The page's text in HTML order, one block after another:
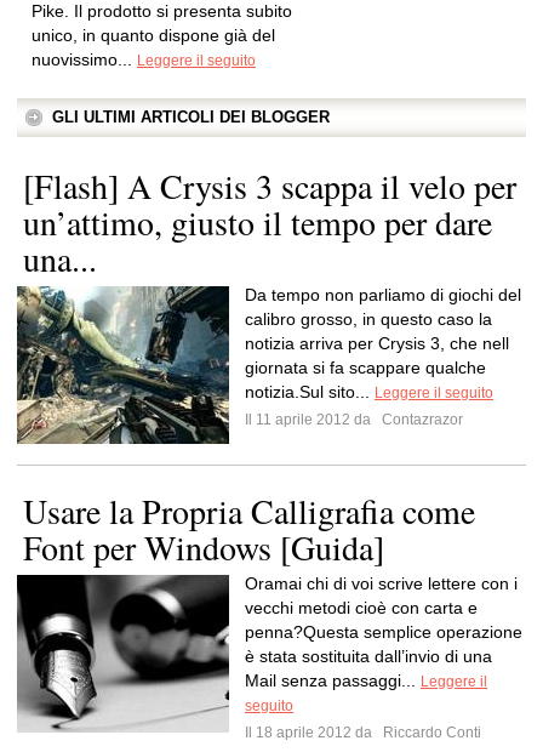
Pike. Il prodotto si presenta subito
unico, in quanto dispone già del
nuovissimo...
Leggere il seguito
GLI ULTIMI ARTICOLI DEI BLOGGER
[Flash] A Crysis 3 scappa il velo per
un’attimo, giusto il tempo per dare
una...
Da tempo non parliamo di giochi del
calibro grosso, in questo caso la
notizia arriva per Crysis 3, che nell
giornata si fa scappare qualche
notizia.Sul sito...
Leggere il seguito
Il 11 aprile 2012 da
Contazrazor
Usare la Propria Calligrafia come
Font per Windows [Guida]
Oramai chi di voi scrive lettere con i
vecchi metodi cioè con carta e
penna?Questa semplice operazione
è stata sostituita dall’invio di una
Mail senza passaggi...
Leggere il
seguito
Il 18 aprile 2012 da
Riccardo Conti